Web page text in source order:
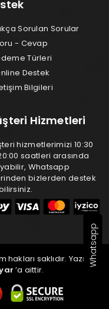
Sorulan Sorular
- Cevap
Türleri
Destek
Bilgileri
Hizmetleri
hizmetlerimizi 10:30
saatleri arasında
Whatsapp
bizlerden destek
hakları saklıdır. Yazılım
’a aittir.
Whatsapp